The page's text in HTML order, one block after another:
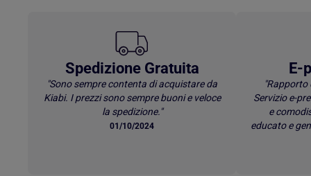
Spedizione Gratuita
"Sono sempre contenta di acquistare da
Kiabi. I prezzi sono sempre buoni e veloce
la spedizione."
01/10/2024
E-
Servizio e-
e
educato e